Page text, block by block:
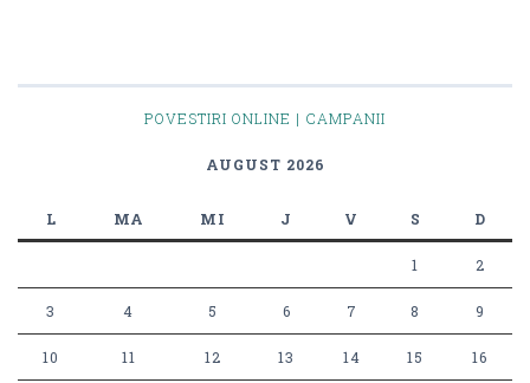
POVESTIRI ONLINE | CAMPANII
AUGUST 2026
L MA MI J V S D
1 2
3 4 5 6 7 8 9
10 11 12 13 14 15 16